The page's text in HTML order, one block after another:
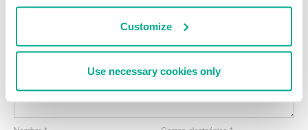
Customize
Use necessary cookies only
Su dirección de correo electrónico no será publicada. Los
campos obligatorios están marcados con